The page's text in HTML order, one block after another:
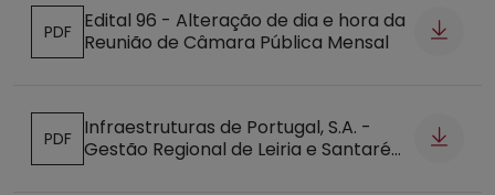
Abre num novo separador
PDF
Edital 96 - Alteração de dia e hora da
Reunião de Câmara Pública Mensal
Abre num novo separador
PDF
Infraestruturas de Portugal, S.A. -
Gestão Regional de Leiria e Santarém